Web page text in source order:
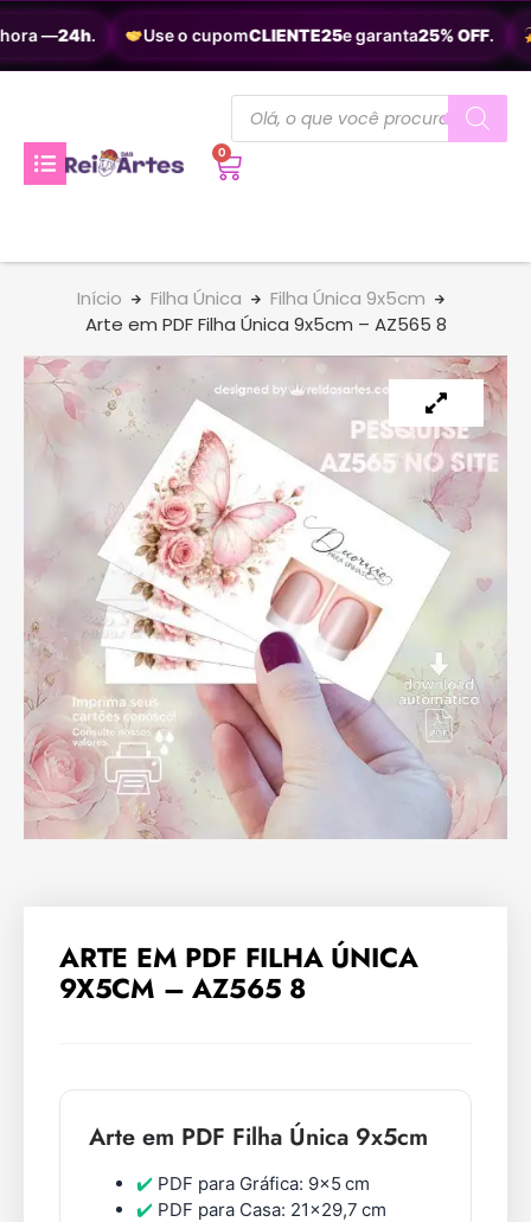
—24h. Use o cupomCLIENTE25e garanta25% OFF.
0
Início Filha Única
Filha Única 9x5cm
Arte em PDF Filha Única 9x5cm – AZ565 8
ARTE EM PDF FILHA ÚNICA
9X5CM – AZ565 8
Arte em PDF Filha Única 9x5cm
✔️ PDF para Gráfica: 9×5 cm
✔️ PDF para Casa: 21×29,7 cm